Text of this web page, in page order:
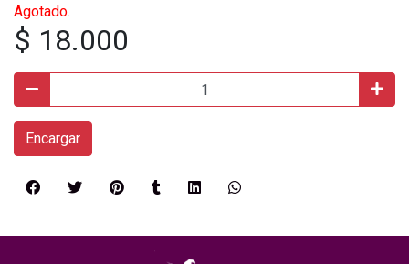
Agotado.
$ 18.000
Encargar